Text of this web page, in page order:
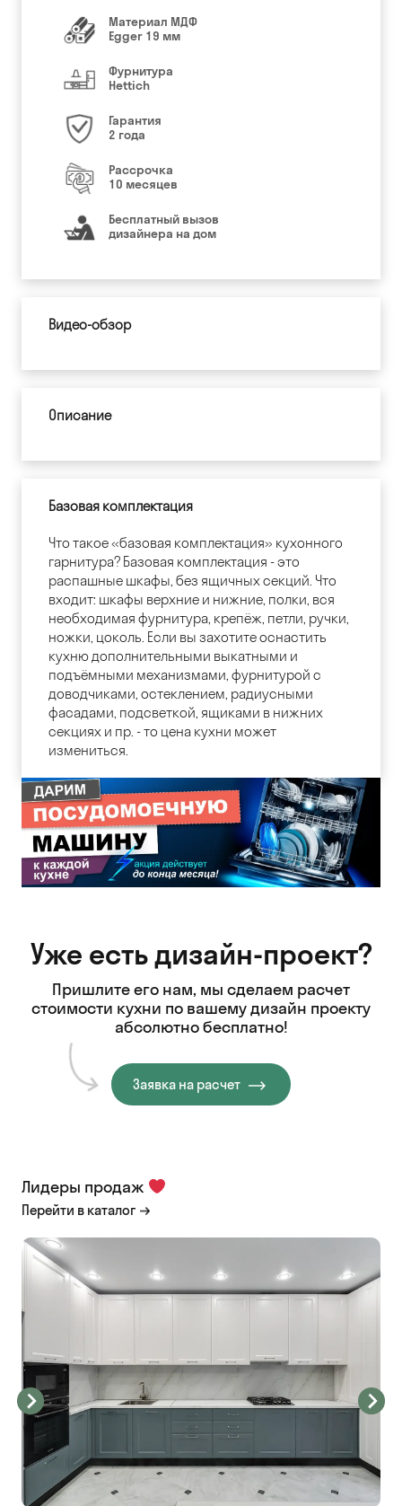
Материал МДФ
Egger 19 мм
Фурнитура
Hettich
Гарантия
2 года
Рассрочка
10 месяцев
Бесплатный вызов
дизайнера на дом
Видео-обзор
Описание
Базовая комплектация
Что такое «базовая комплектация» кухонного
гарнитура? Базовая комплектация - это
распашные шкафы, без ящичных секций. Что
входит: шкафы верхние и нижние, полки, вся
необходимая фурнитура, крепёж, петли, ручки,
ножки, цоколь. Если вы захотите оснастить
кухню дополнительными выкатными и
подъёмными механизмами, фурнитурой с
доводчиками, остеклением, радиусными
фасадами, подсветкой, ящиками в нижних
секциях и пр. - то цена кухни может
измениться.
Уже есть дизайн-проект?
Пришлите его нам, мы сделаем расчет
стоимости кухни по вашему дизайн проекту
абсолютно бесплатно!
Заявка на расчет
Лидеры продаж
Перейти в каталог